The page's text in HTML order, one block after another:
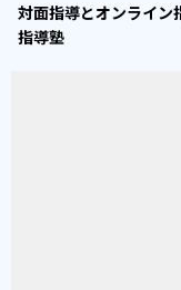
対面指導とオンライン
指導塾